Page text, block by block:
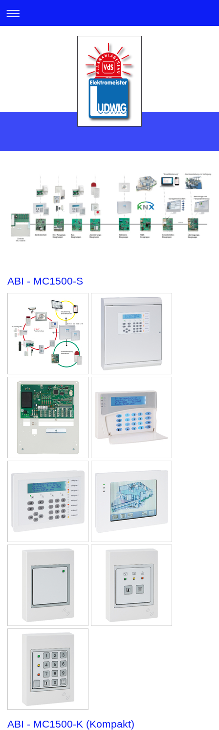
ABI - MC1500-S
ABI - MC1500-K (Kompakt)